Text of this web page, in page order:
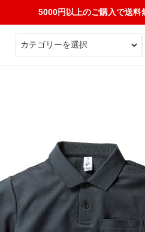
5000円以上のご購入で送料